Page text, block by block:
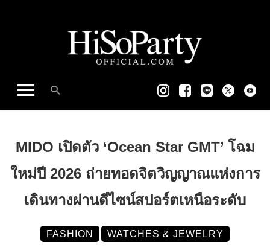
MIDO เปิดตัว ‘Ocean Star GMT’ โฉม
ใหม่ปี 2026 ถ่ายทอดจิตวิญญาณแห่งการ
เดินทางผ่านดีไซน์สปอร์ตเหนือระดับ
FASHION WATCHES & JEWELRY